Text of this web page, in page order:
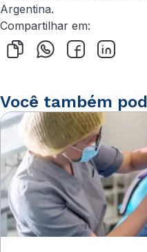
Argentina.
Compartilhar em:
Você também